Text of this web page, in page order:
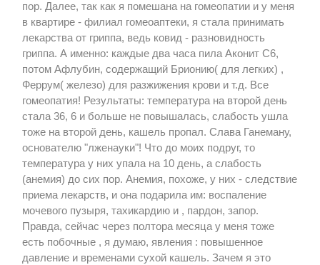
пор. Далее, так как я помешана на гомеопатии и у меня
в квартире - филиал гомеоаптеки, я стала принимать
лекарства от гриппа, ведь ковид - разновидность
гриппа. А именно: каждые два часа пила Аконит С6,
потом Афлубин, содержащий Брионию( для легких) ,
Феррум( железо) для разжижения крови и т.д. Все
гомеопатия! Результаты: температура на второй день
стала 36, 6 и больше не повышалась, слабость ушла
тоже на второй день, кашель пропал. Слава Ганеману,
основателю "лженауки"! Что до моих подруг, то
температура у них упала на 10 день, а слабость
(анемия) до сих пор. Анемия, похоже, у них - следствие
приема лекарств, и она подарила им: воспаление
мочевого пузыря, тахикардию и , пардон, запор.
Правда, сейчас через полтора месяца у меня тоже
есть побочные , я думаю, явления : повышенное
давление и временами сухой кашель. Зачем я это